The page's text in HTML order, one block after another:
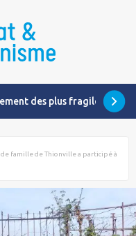
des plus fragiles
de famille de Thionville a participé à